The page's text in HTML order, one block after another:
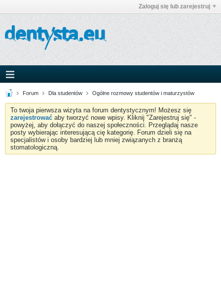
Zaloguj się lub zarejestruj
Forum Dla studentów Ogólne rozmowy studentów i maturzystów
To twoja pierwsza wizyta na forum dentystycznym! Możesz się
zarejestrować aby tworzyć nowe wpisy. Kliknij "Zarejestruj się" -
powyżej, aby dołączyć do naszej społeczności. Przeglądaj nasze
posty wybierając interesującą cię kategorię. Forum dzieli się na
specjalistów i osoby bardziej lub mniej związanych z branżą
stomatologiczną.